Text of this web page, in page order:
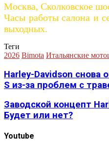
Москва, Сколковское
Часы работы салона и
выходных.
Теги
2026 Bimota Итальянские
Harley-Davidson снова
S из-за проблем с
Заводской концепт
Будет или нет?
Youtube